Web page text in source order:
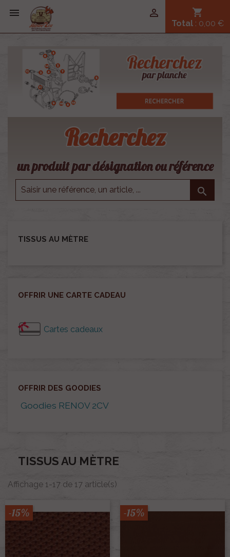
 shopping_cart
Total : 0,00 €

Recherchez
un produit par désignation ou référence

TISSUS AU MÈTRE
OFFRIR UNE CARTE CADEAU
Cartes cadeaux
OFFRIR DES GOODIES
Goodies RENOV 2CV
TISSUS AU MÈTRE
Affichage 1-17 de 17 article(s)
-15% -15%